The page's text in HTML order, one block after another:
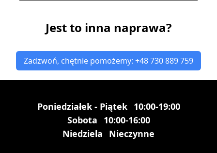
Jest to inna naprawa?
Zadzwoń, chętnie pomożemy: +48 730 889 759
Poniedziałek - Piątek 10:00-19:00
Sobota
10:00-16:00
Niedziela
Nieczynne